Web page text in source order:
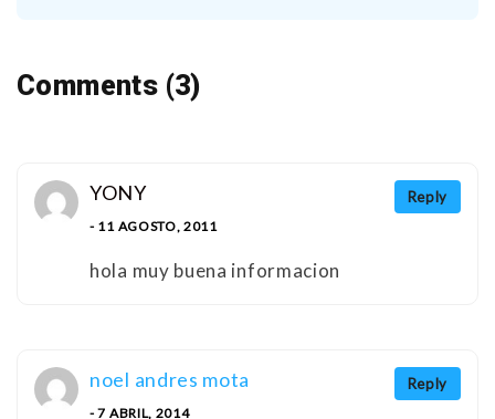
Comments (3)
Reply
YONY
- 11 AGOSTO, 2011
hola muy buena informacion
Reply
noel andres mota
- 7 ABRIL, 2014